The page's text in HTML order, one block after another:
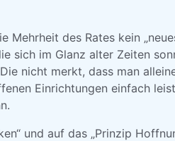
Mehrheit des Rates kein
sich im Glanz alter Zeiten
nicht merkt, dass man
Einrichtungen einfach
und auf das „Prinzip